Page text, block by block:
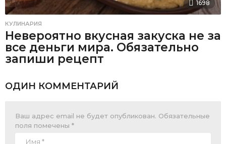
1698
КУЛИНАРИЯ
Невероятно вкусная закуска не за
все деньги мира. Обязательно
запиши рецепт
ОДИН КОММЕНТАРИЙ
Ваш адрес email не будет опубликован. Обязательные
поля помечены *